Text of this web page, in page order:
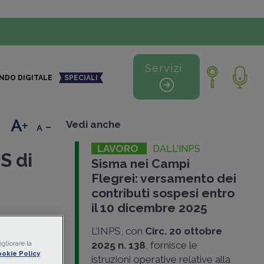
DIGITALE SPECIALI
Servizi
di
i
tutte
+ - Vedi anche
LAVORO DALL'INPS
Sisma nei Campi
Flegrei: versamento dei
contributi sospesi entro
il 10 dicembre 2025
L’INPS, con Circ. 20 ottobre
2025 n. 138, fornisce le
istruzioni operative relative alla
la
Policy